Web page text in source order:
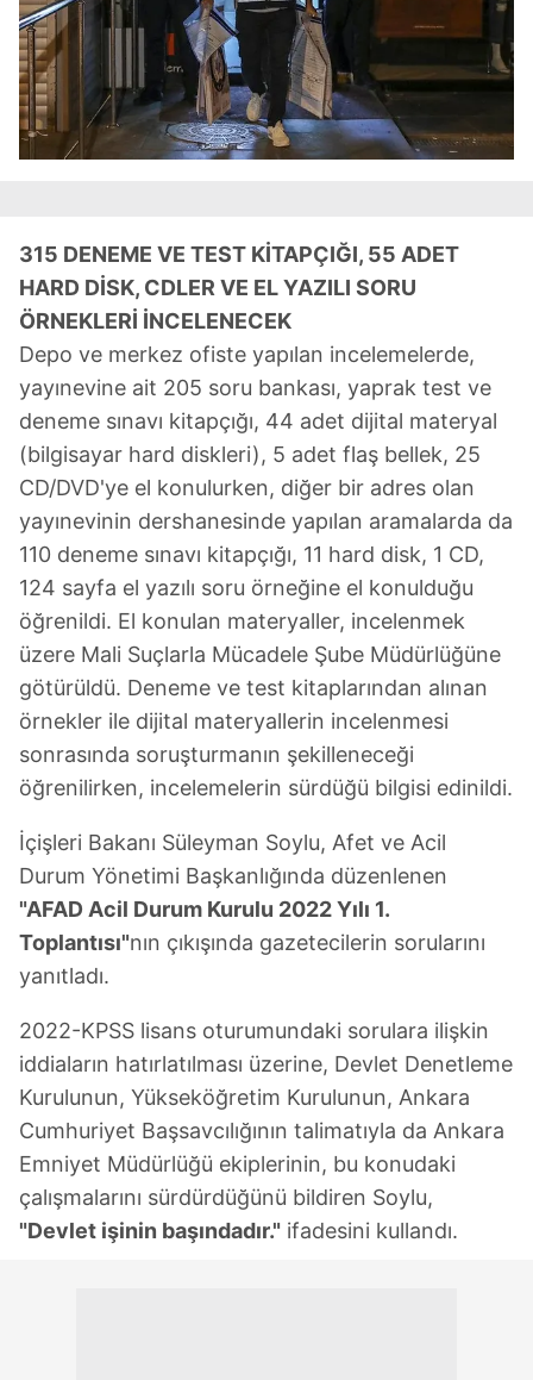
315 DENEME VE TEST KİTAPÇIĞI, 55 ADET
HARD DİSK, CDLER VE EL YAZILI SORU
ÖRNEKLERİ İNCELENECEK
Depo ve merkez ofiste yapılan incelemelerde,
yayınevine ait 205 soru bankası, yaprak test ve
deneme sınavı kitapçığı, 44 adet dijital materyal
(bilgisayar hard diskleri), 5 adet flaş bellek, 25
CD/DVD'ye el konulurken, diğer bir adres olan
yayınevinin dershanesinde yapılan aramalarda da
110 deneme sınavı kitapçığı, 11 hard disk, 1 CD,
124 sayfa el yazılı soru örneğine el konulduğu
öğrenildi. El konulan materyaller, incelenmek
üzere Mali Suçlarla Mücadele Şube Müdürlüğüne
götürüldü. Deneme ve test kitaplarından alınan
örnekler ile dijital materyallerin incelenmesi
sonrasında soruşturmanın şekilleneceği
öğrenilirken, incelemelerin sürdüğü bilgisi edinildi.
İçişleri Bakanı Süleyman Soylu, Afet ve Acil
Durum Yönetimi Başkanlığında düzenlenen
"AFAD Acil Durum Kurulu 2022 Yılı 1.
Toplantısı"nın çıkışında gazetecilerin sorularını
yanıtladı.
2022-KPSS lisans oturumundaki sorulara ilişkin
iddiaların hatırlatılması üzerine, Devlet Denetleme
Kurulunun, Yükseköğretim Kurulunun, Ankara
Cumhuriyet Başsavcılığının talimatıyla da Ankara
Emniyet Müdürlüğü ekiplerinin, bu konudaki
çalışmalarını sürdürdüğünü bildiren Soylu,
"Devlet işinin başındadır." ifadesini kullandı.